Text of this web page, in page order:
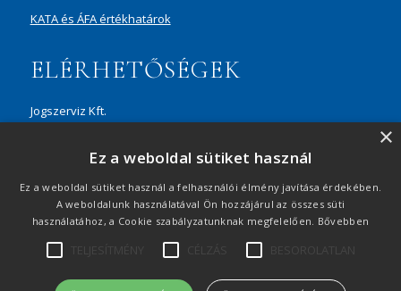
KATA és ÁFA értékhatárok
ELÉRHETŐSÉGEK
Jogszerviz Kft.
+36 20 429 0716
ertekesites@jogszerviz.hu
×
Ez a weboldal sütiket használ
Ez a weboldal sütiket használ a felhasználói élmény javítása érdekében.
A weboldalunk használatával Ön hozzájárul az összes süti
használatához, a Cookie szabályzatunknak megfelelően. Bővebben
BESOROLATLAN